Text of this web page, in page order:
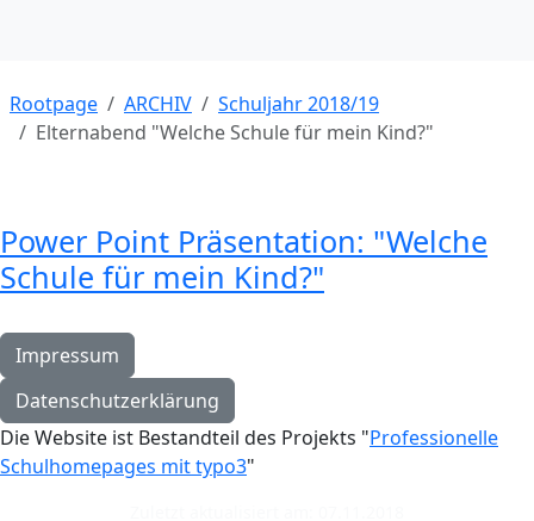
Rootpage ARCHIV
Schuljahr 2018/19
Elternabend "Welche Schule für mein Kind?"
Power Point Präsentation: "Welche
Schule für mein Kind?"
Impressum
Datenschutzerklärung
Die Website ist Bestandteil des Projekts "Professionelle
Schulhomepages mit typo3"